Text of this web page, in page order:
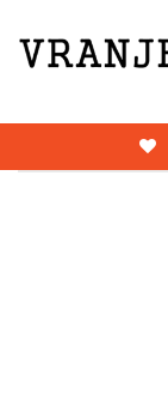
Skip